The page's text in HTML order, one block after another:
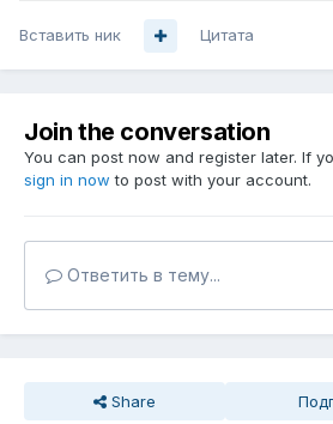
Вставить ник Цитата
Join the conversation
You can post now and register later. If
sign in now to post with your account.
Ответить в тему...
Share